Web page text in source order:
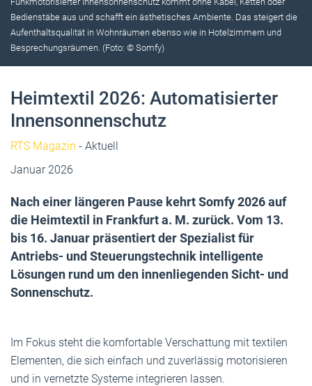
Bedienstäbe aus und schafft ein ästhetisches Ambiente. Das steigert die
Aufenthaltsqualität in Wohnräumen ebenso wie in Hotelzimmern und
Besprechungsräumen. (Foto: © Somfy)
Heimtextil 2026: Automatisierter
Innensonnenschutz
RTS Magazin - Aktuell
Januar 2026
Nach einer längeren Pause kehrt Somfy 2026 auf
die Heimtextil in Frankfurt a. M. zurück. Vom 13.
bis 16. Januar präsentiert der Spezialist für
Antriebs- und Steuerungstechnik intelligente
Lösungen rund um den innenliegenden Sicht- und
Sonnenschutz.
Im Fokus steht die komfortable Verschattung mit textilen
Elementen, die sich einfach und zuverlässig motorisieren
und in vernetzte Systeme integrieren lassen.